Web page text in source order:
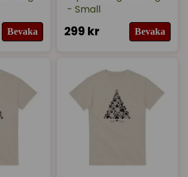
Bevaka
- Small
299 kr Bevaka